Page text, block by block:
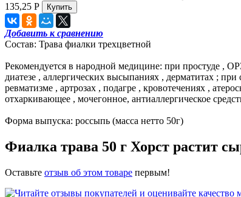
135,25 Р
Добавить к сравнению
Состав: Трава фиалки трехцветной
Рекомендуется в народной медицине: при простуде ,
диатезе , аллергических высыпаниях , дерматитах ;
ревматизме , артрозах , подагре , кровотечениях ,
отхаркивающее , мочегонное, антиаллергическое
Форма выпуска: россыпь (масса нетто 50г)
Фиалка трава 50 г Хорст растит
Оставьте отзыв об этом товаре первым!